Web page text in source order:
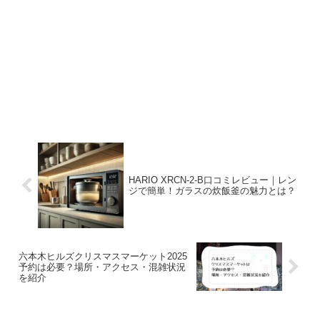
HARIO XRCN-2-B口コミレビュー｜レン
ジで簡単！ガラスの炊飯釜の魅力とは？
六本木ヒルズクリスマスマーケット2025
予約は必要？場所・アクセス・混雑状況
を紹介